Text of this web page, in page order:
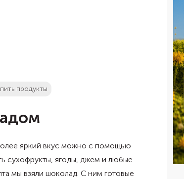
продукты
яркий вкус можно с помощью
сухофрукты, ягоды, джем и любые
мы взяли шоколад. С ним готовые